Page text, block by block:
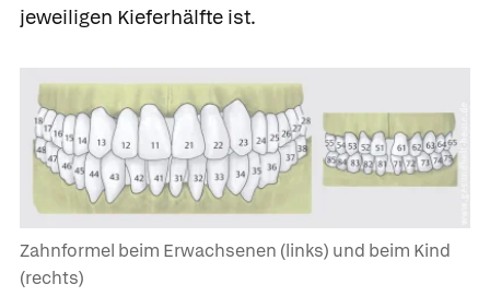
jeweiligen Kieferhälfte ist.
Zahnformel beim Erwachsenen (links) und beim Kind
(rechts)